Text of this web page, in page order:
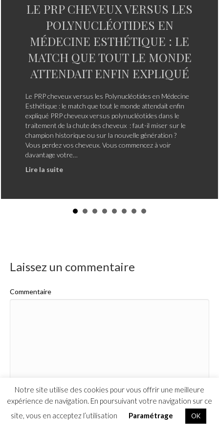
LE PRP CHEVEUX VERSUS LES
POLYNUCLÉOTIDES EN
MÉDECINE ESTHÉTIQUE : LE
MATCH QUE TOUT LE MONDE
ATTENDAIT ENFIN EXPLIQUÉ
Le PRP cheveux versus les Polynucléotides en Médecine
Esthétique : le match que tout le monde attendait enfin
expliqué PRP cheveux versus polynucléotides dans le
traitement de la chute des cheveux : faut-il miser sur le
champion historique ou sur la nouvelle génération ?
Vous perdez vos cheveux. Vous commencez à voir
davantage votre…
Lire la suiteabout Le PRP cheveux versus les
Laissez un commentaire
Commentaire
Nom
Notre site utilise des cookies pour vous offrir une meilleure
expérience de navigation. En poursuivant votre navigation sur ce
site, vous en acceptez l’utilisation
Paramétrage OK